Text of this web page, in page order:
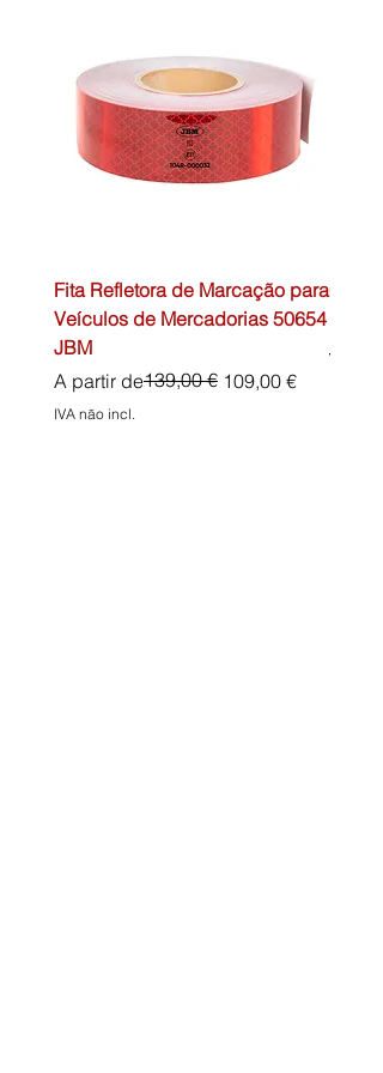
Fita Refletora de Marcação para
Veículos de Mercadorias 50654
JBM
A partir de
Preço normal139,00 € 109,00 €
Preço promocional
IVA não incl.
Preço
45,00 €